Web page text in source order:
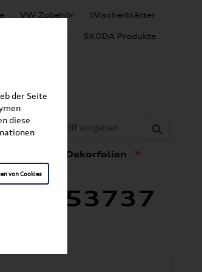
VW Zubehör Wischerblätter
SEAT Produkte SKODA Produkte
& Dekorfolien »
der Seite
diese
von Cookies